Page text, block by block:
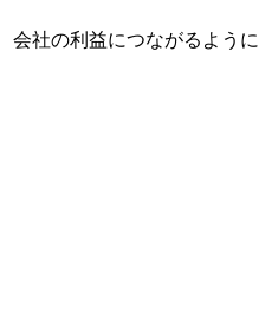
社の利益につながるよう